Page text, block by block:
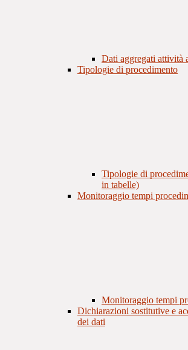
Dati aggregati attività
Tipologie di procedimento
Tipologie di
in tabelle)
Monitoraggio tempi
Monitoraggio tempi
Dichiarazioni sostitutive e
dei dati